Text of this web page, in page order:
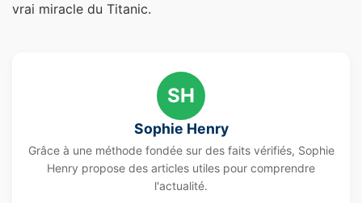
vrai miracle du Titanic.
SH
Sophie Henry
Grâce à une méthode fondée sur des faits vérifiés, Sophie
Henry propose des articles utiles pour comprendre
l'actualité.